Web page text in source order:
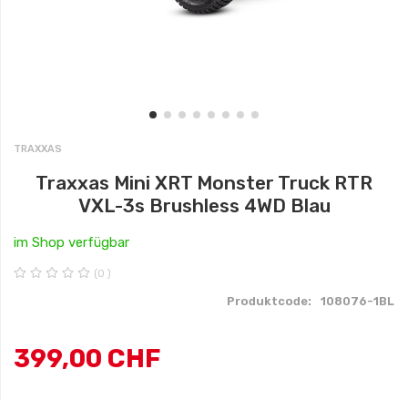
Remote
Control
Télécommandée
Elektronik
TRAXXAS
Traxxas Mini XRT Monster Truck RTR
VXL-3s Brushless 4WD Blau
im Shop verfügbar
(0 )
Produktcode: 108076-1BL
399,00 CHF